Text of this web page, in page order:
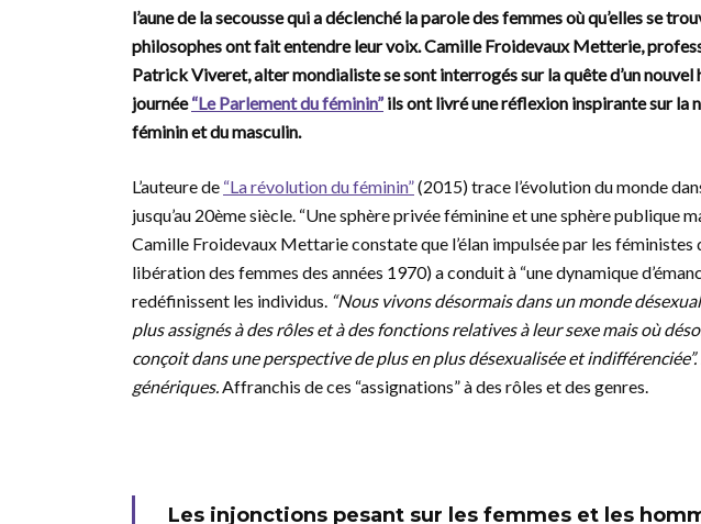
l’aune de la secousse qui a déclenché la parole des femmes où qu’elles se
philosophes ont fait entendre leur voix. Camille Froidevaux Metterie,
Patrick Viveret, alter mondialiste se sont interrogés sur la quête d’un nouvel
journée“Le Parlement du féminin” ils ont livré une réflexion inspirante sur la
féminin et du masculin.
L’auteure de “La révolution du féminin”(2015) trace l’évolution du monde
jusqu’au 20ème siècle. “Une sphère privée féminine et une sphère publique
Camille Froidevaux Mettarie constate que l’élan impulsée par les féministes
libération des femmes des années 1970) a conduit à “une dynamique
redéfinissent les individus. “Nous vivons désormais dans un monde
plus assignés à des rôles et à des fonctions relatives à leur sexe mais où
conçoit dans une perspective de plus en plus désexualisée et
génériques.Affranchis de ces “assignations” à des rôles et des genres.
Les injonctions pesant sur les femmes et les